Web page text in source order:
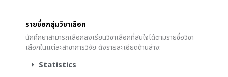
รายชื่อกลุ่มวิชาเลือก
นักศึกษาสามารถเลือกลงเรียนวิชาเลือกที่สนใจได้ตามรายชื่อวิชา
เลือกในแต่ละสาขาการวิจัย ดังรายละเอียดด้านล่าง:
Statistics